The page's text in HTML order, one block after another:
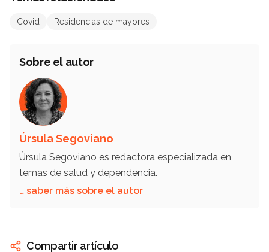
Covid Residencias de mayores
Sobre el autor
Úrsula Segoviano
Úrsula Segoviano es redactora especializada en
temas de salud y dependencia.
… saber más sobre el autor
Compartir artículo